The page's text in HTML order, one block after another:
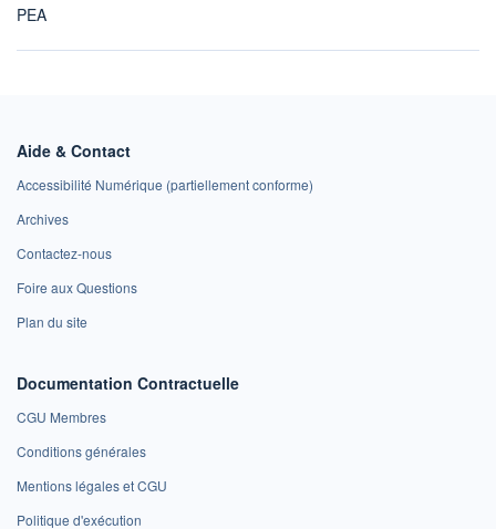
PEA
Aide & Contact
Accessibilité Numérique (partiellement conforme)
Archives
Contactez-nous
Foire aux Questions
Plan du site
Documentation Contractuelle
CGU Membres
Conditions générales
Mentions légales et CGU
Politique d'exécution